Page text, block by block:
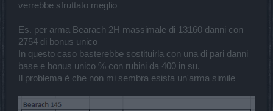
verrebbe sfruttato meglio
Es. per arma Bearach 2H massimale di 13160 danni con
2754 di bonus unico
In questo caso basterebbe sostituirla con una di pari danni
base e bonus unico % con rubini da 400 in su.
Il problema è che non mi sembra esista un'arma simile